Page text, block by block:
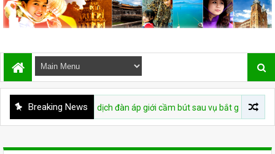
Breaking News
tái diễn chiến dịch đàn áp giới cầm bút sau vụ bắt giữ tác giả